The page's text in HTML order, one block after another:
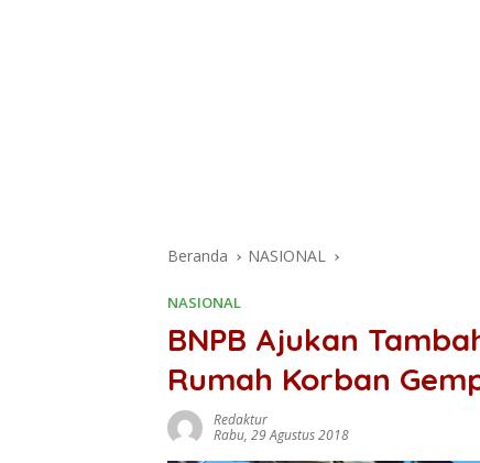
Beranda NASIONAL
NASIONAL
BNPB Ajukan
Rumah Korban
Redaktur
Rabu, 29 Agustus 2018